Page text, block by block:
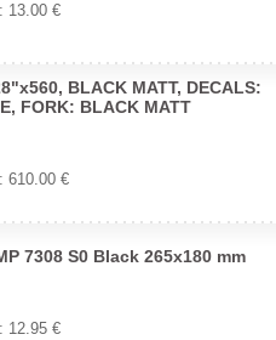
13.00 €
BLACK MATT, DECALS:
FORK: BLACK MATT
610.00 €
7308 S0 Black 265x180 mm
12.95 €